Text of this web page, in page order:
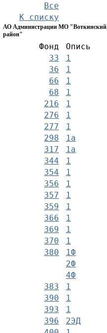
Все
К списку
АО Администрации МО "Воткинский
район"
Фонд
Опись
33
1
36
1
66
1
68
1
216
1
276
1
277
1
298
1а
317
1а
344
1
354
1
356
1
357
1
359
1
366
1
369
1
370
1
380
1Ф
2Ф
4Ф
383
1
390
1
393
1
396
2ЭД